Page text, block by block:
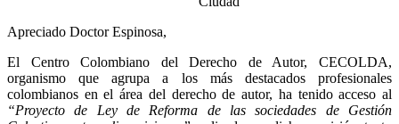
Apreciado Doctor Espinosa,
El Centro Colombiano del Derecho de Autor, CECOLDA,
organismo que agrupa a los más destacados profesionales
colombianos en el área del derecho de autor, ha tenido acceso al
“Proyecto de Ley de Reforma de las sociedades de Gestión